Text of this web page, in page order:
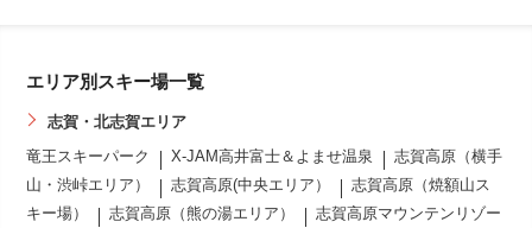
エリア別スキー場一覧
志賀・北志賀エリア
竜王スキーパーク X-JAM高井富士＆よませ温泉
志賀高原（横手
山・渋峠エリア）
志賀高原(中央エリア）
志賀高原（焼額山ス
キー場）
志賀高原（熊の湯エリア）
志賀高原マウンテンリゾー